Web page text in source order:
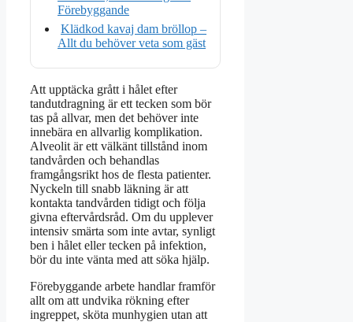
Förebyggande
Klädkod kavaj dam bröllop –
Allt du behöver veta som gäst
Att upptäcka grått i hålet efter
tandutdragning är ett tecken som bör
tas på allvar, men det behöver inte
innebära en allvarlig komplikation.
Alveolit är ett välkänt tillstånd inom
tandvården och behandlas
framgångsrikt hos de flesta patienter.
Nyckeln till snabb läkning är att
kontakta tandvården tidigt och följa
givna eftervårdsråd. Om du upplever
intensiv smärta som inte avtar, synligt
ben i hålet eller tecken på infektion,
bör du inte vänta med att söka hjälp.
Förebyggande arbete handlar framför
allt om att undvika rökning efter
ingreppet, sköta munhygien utan att